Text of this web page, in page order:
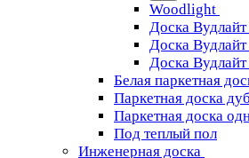
Woodlight
Доска
Доска
Доска
Белая паркетная
Паркетная доска дуб
Паркетная доска
Под теплый пол
Инженерная доска